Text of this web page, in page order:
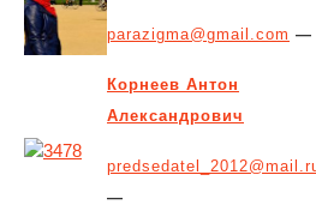
parazigma@gmail.com —
Корнеев Антон
Александрович
—